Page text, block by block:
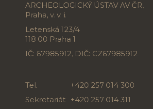
ARCHEOLOGICKÝ ÚSTAV AV ČR,
Praha, v. v. i.
Letenská 123/4
118 00 Praha 1
IČ: 67985912, DIČ: CZ67985912
Tel.
+420 257 014 300
Sekretariát +420 257 014 311